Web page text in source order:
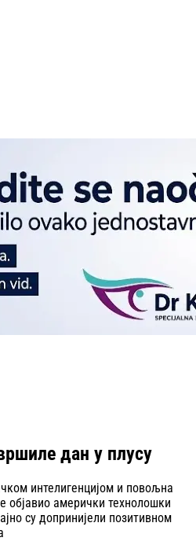
дан у плусу
интелигенцијом и повољна
објавио амерички технолошки
су допринијели позитивном